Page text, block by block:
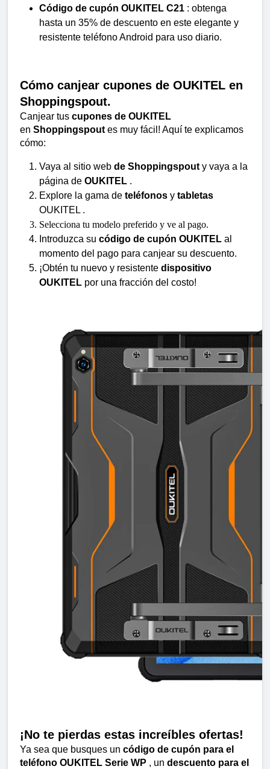
Código de cupón OUKITEL C21 : obtenga
hasta un 35% de descuento en este elegante y
resistente teléfono Android para uso diario.
Cómo canjear cupones de OUKITEL en
Shoppingspout.
Canjear tus cupones de OUKITEL
en Shoppingspout es muy fácil! Aquí te explicamos
cómo:
Vaya al sitio web de Shoppingspout y vaya a la
página de OUKITEL .
Explore la gama de teléfonos y tabletas
OUKITEL .
Selecciona tu modelo preferido y ve al pago.
Introduzca su código de cupón OUKITEL al
momento del pago para canjear su descuento.
¡Obtén tu nuevo y resistente dispositivo
OUKITEL por una fracción del costo!
¡No te pierdas estas increíbles ofertas!
Ya sea que busques un código de cupón para el
teléfono OUKITEL Serie WP , un descuento para el